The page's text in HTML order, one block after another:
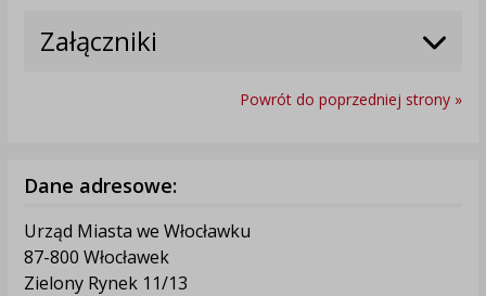
Załączniki
Powrót do poprzedniej strony »
Dane adresowe:
Urząd Miasta we Włocławku
87-800 Włocławek
Zielony Rynek 11/13